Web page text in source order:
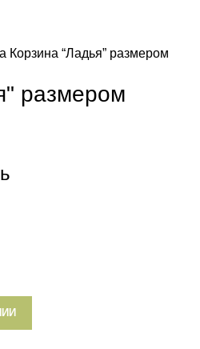
Корзина “Ладья” размером
размером